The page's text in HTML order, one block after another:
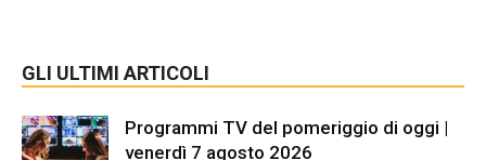
GLI ULTIMI ARTICOLI
Programmi TV del pomeriggio di oggi |
venerdì 7 agosto 2026